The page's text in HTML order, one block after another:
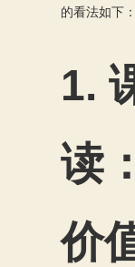
的看法如下：
1.
读
价